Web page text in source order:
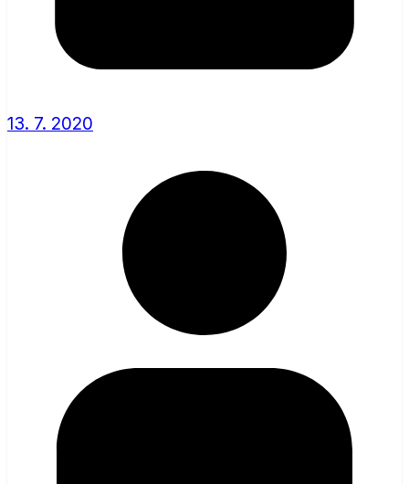
13. 7. 2020